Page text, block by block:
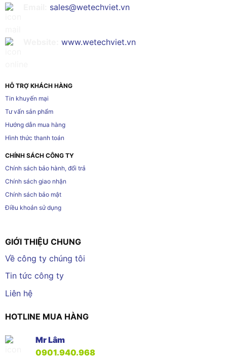
sales@wetechviet.vn
www.wetechviet.vn
HỖ TRỢ KHÁCH HÀNG
Tin khuyến mại
Tư vấn sản phẩm
Hướng dẫn mua hàng
Hình thức thanh toán
CHÍNH SÁCH CÔNG TY
Chính sách bảo hành, đổi trả
Chính sách giao nhận
Chính sách bảo mật
Điều khoản sử dụng
GIỚI THIỆU CHUNG
Về công ty chúng tôi
Tin tức công ty
Liên hệ
HOTLINE MUA HÀNG
Mr Lâm
0901.940.968